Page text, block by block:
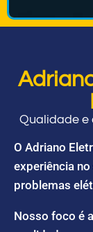
Qualidade e
O Adriano
experiência
problemas
Nosso foco é